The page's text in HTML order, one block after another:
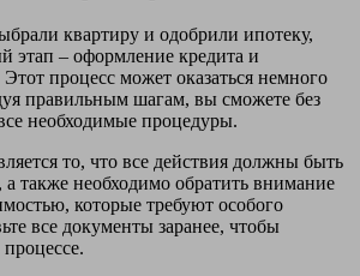
квартиру и одобрили ипотеку,
этап – оформление кредита и
процесс может оказаться немного
правильным шагам, вы сможете без
необходимые процедуры.
то, что все действия должны быть
также необходимо обратить внимание
которые требуют особого
все документы заранее, чтобы